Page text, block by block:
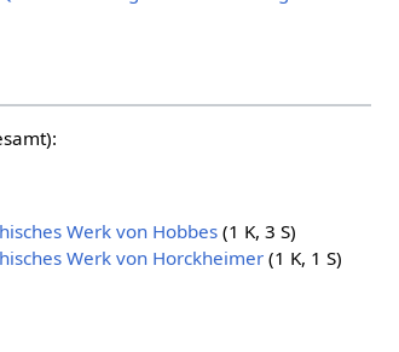
Werk von Hobbes(1 K, 3 S)
Werk von Horckheimer (1 K, 1 S)